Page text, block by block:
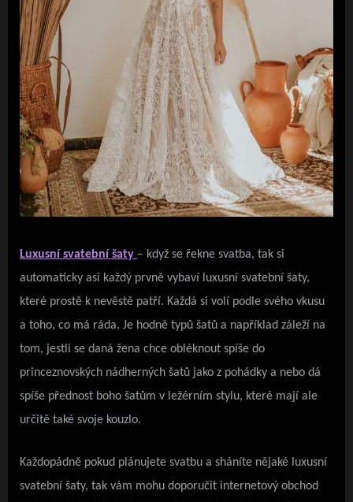
Luxusní svatební šaty – když se řekne svatba, tak si
automaticky asi každý prvně vybaví luxusní svatební šaty,
které prostě k nevěstě patří. Každá si volí podle svého vkusu
a toho, co má ráda. Je hodně typů šatů a například záleží na
tom, jestli se daná žena chce obléknout spíše do
princeznovských nádherných šatů jako z pohádky a nebo dá
spíše přednost boho šatům v ležérním stylu, které mají ale
určitě také svoje kouzlo.
Každopádně pokud plánujete svatbu a sháníte nějaké luxusní
svatební šaty, tak vám mohu doporučit internetový obchod